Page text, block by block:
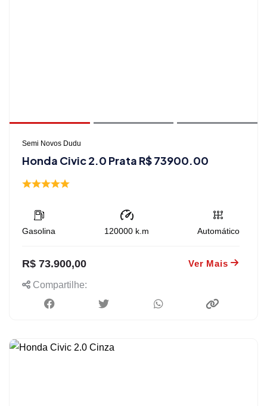
Semi Novos Dudu
Honda Civic 2.0 Prata R$ 73900.00
Gasolina 120000k.m Automático
R$ 73.900,00 Ver Mais
Compartilhe: